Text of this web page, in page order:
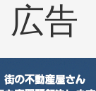
広告